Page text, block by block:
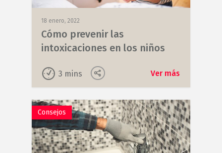
18 enero, 2022
Cómo prevenir las
intoxicaciones en los niños
3 mins Ver más
Consejos